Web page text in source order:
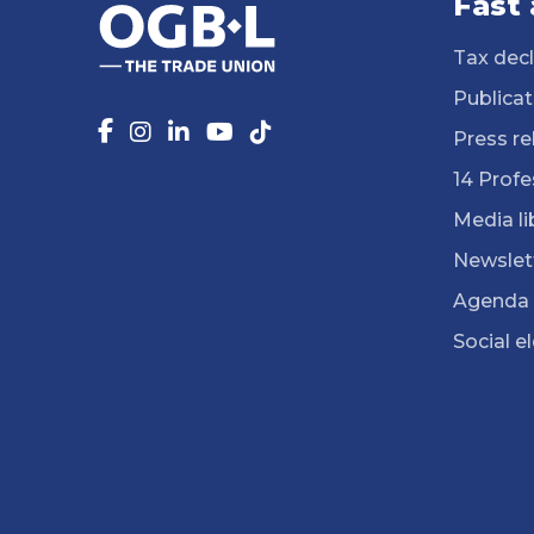
Tax
Press
14
Media
Agenda
Social